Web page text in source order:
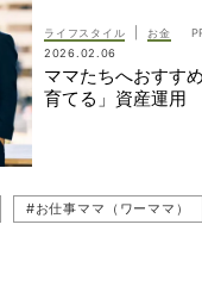
ライフスタイル
お金
2026.02.06
ママたちへおすす
育てる」資産運用
#お仕事ママ（ワーママ）